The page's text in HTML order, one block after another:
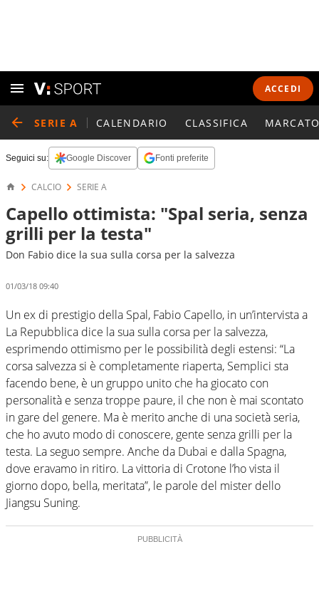
ACCEDI
SERIE A CALENDARIO CLASSIFICA
Seguici su: Google Discover Fonti preferite
CALCIO SERIE A
Capello ottimista: "Spal seria, senza
grilli per la testa"
Don Fabio dice la sua sulla corsa per la salvezza
01/03/18 09:40
Un ex di prestigio della Spal, Fabio Capello, in un’intervista a
La Repubblica dice la sua sulla corsa per la salvezza,
esprimendo ottimismo per le possibilità degli estensi: “La
corsa salvezza si è completamente riaperta, Semplici sta
facendo bene, è un gruppo unito che ha giocato con
personalità e senza troppe paure, il che non è mai scontato
in gare del genere. Ma è merito anche di una società seria,
che ho avuto modo di conoscere, gente senza grilli per la
testa. La seguo sempre. Anche da Dubai e dalla Spagna,
dove eravamo in ritiro. La vittoria di Crotone l’ho vista il
giorno dopo, bella, meritata”, le parole del mister dello
Jiangsu Suning.